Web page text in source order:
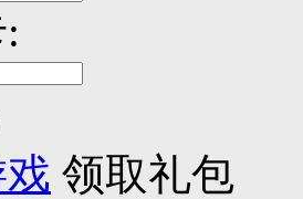
领取礼包